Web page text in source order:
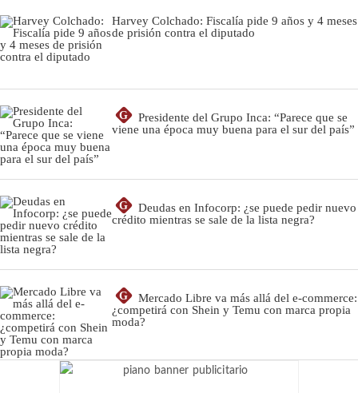
Harvey Colchado: Fiscalía pide 9 años y 4 meses
de prisión contra el diputado
G
Presidente del Grupo Inca: “Parece que se
viene una época muy buena para el sur del país”
G
Deudas en Infocorp: ¿se puede pedir nuevo
crédito mientras se sale de la lista negra?
G
Mercado Libre va más allá del e-commerce:
¿competirá con Shein y Temu con marca propia
moda?